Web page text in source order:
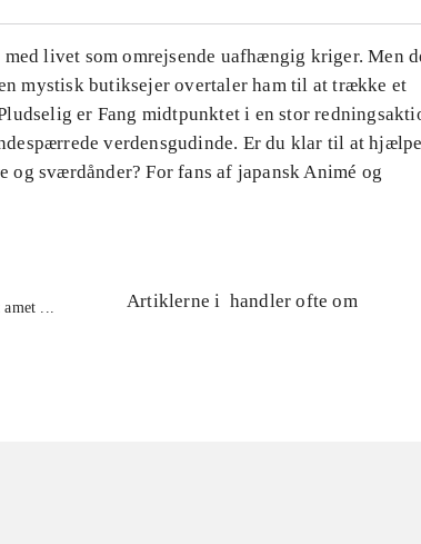
livet som omrejsende uafhængig kriger. Men
mystisk butiksejer overtaler ham til at trække et
er Fang midtpunktet i en stor
verdensgudinde. Er du klar til at hjælpe
og sværdånder? For fans af japansk Animé og
...
Artiklerne i handler ofte om